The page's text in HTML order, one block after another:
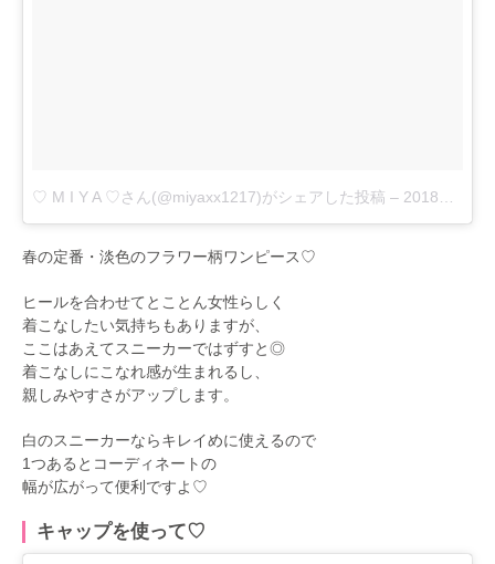
♡ M I Y A ♡さん(@miyaxx1217)がシェアした投稿 – 2018年 3月月13日午前8時21分PDT
春の定番・淡色のフラワー柄ワンピース♡
ヒールを合わせてとことん女性らしく
着こなしたい気持ちもありますが、
ここはあえてスニーカーではずすと◎
着こなしにこなれ感が生まれるし、
親しみやすさがアップします。
白のスニーカーならキレイめに使えるので
1つあるとコーディネートの
幅が広がって便利ですよ♡
キャップを使って♡